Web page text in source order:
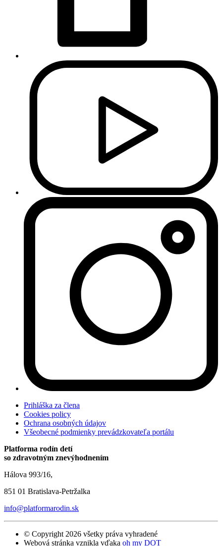
Prihláška za člena
Cookies policy
Ochrana osobných údajov
Všeobecné podmienky prevádzkovateľa portálu
Platforma rodín detí
so zdravotným znevýhodnením
Hálova 993/16,
851 01 Bratislava-Petržalka
info@platformarodin.sk
© Copyright 2026 všetky práva vyhradené
Webová stránka vznikla vďaka oh my DOT